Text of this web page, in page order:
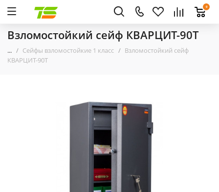
0
Взломостойкий сейф КВАРЦИТ-90Т
... Сейфы взломостойкие 1 класс
Взломостойкий сейф
КВАРЦИТ-90Т